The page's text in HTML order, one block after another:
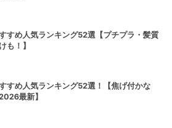
すめ人気ランキング52選【プチプラ・髪質
も！】
すめ人気ランキング52選！【焦げ付かな
最新】